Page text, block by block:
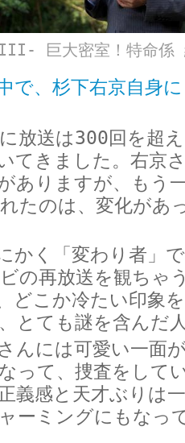
巨大密室！特命係
で、杉下右京自身
放送は300回を超
てきました。右京
ありますが、もう
たのは、変化があ
かく「変わり者」
の再放送を観ちゃ
どこか冷たい印象
とても謎を含んだ
んには可愛い一面
って、捜査をして
義感と天才ぶりは
ーミングにもなっ